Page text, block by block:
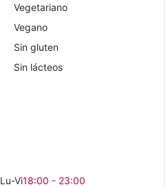
Vegetariano
Vegano
Sin gluten
Sin lácteos
Lu-Vi18:00 - 23:00